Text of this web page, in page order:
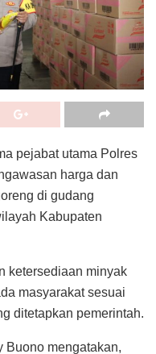
pejabat utama Polres
harga dan
di gudang
Kabupaten
ketersediaan minyak
masyarakat sesuai
ditetapkan pemerintah.
Buono mengatakan,